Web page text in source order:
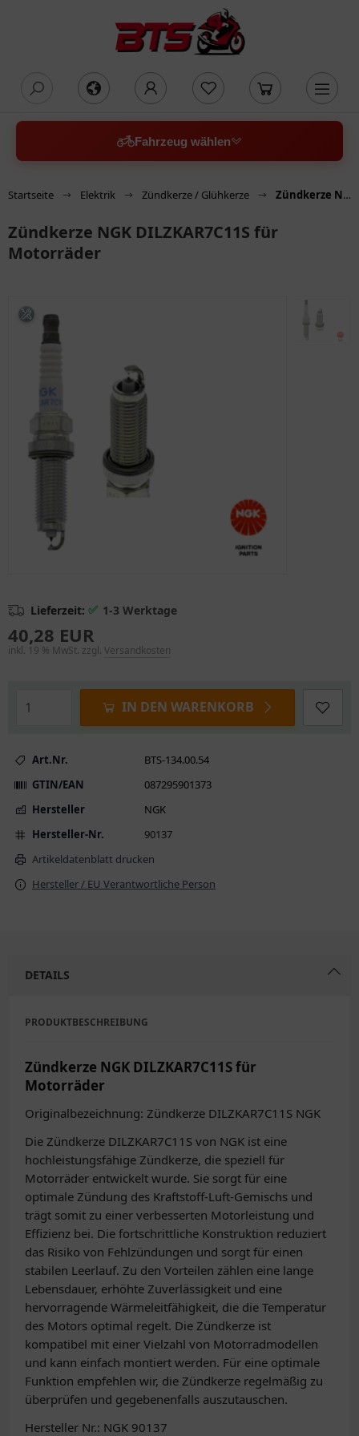
Fahrzeug wählen
Startseite Elektrik Zündkerze / Glühkerze Zündkerze NGK DILZKAR7C11S für Motorräder
Zündkerze NGK DILZKAR7C11S für
Motorräder
Lieferzeit: ✅ 1-3 Werktage
40,28 EUR
inkl. 19 % MwSt. zzgl. Versandkosten
IN DEN WARENKORB
Art.Nr.
BTS-134.00.54
GTIN/EAN
087295901373
Hersteller
NGK
Hersteller-Nr.
90137
Artikeldatenblatt drucken
Hersteller / EU Verantwortliche Person
DETAILS
PRODUKTBESCHREIBUNG
Zündkerze NGK DILZKAR7C11S für
Motorräder
Originalbezeichnung: Zündkerze DILZKAR7C11S NGK
Die Zündkerze DILZKAR7C11S von NGK ist eine
hochleistungsfähige Zündkerze, die speziell für
Motorräder entwickelt wurde. Sie sorgt für eine
optimale Zündung des Kraftstoff-Luft-Gemischs und
trägt somit zu einer verbesserten Motorleistung und
Effizienz bei. Die fortschrittliche Konstruktion reduziert
das Risiko von Fehlzündungen und sorgt für einen
stabilen Leerlauf. Zu den Vorteilen zählen eine lange
Lebensdauer, erhöhte Zuverlässigkeit und eine
hervorragende Wärmeleitfähigkeit, die die Temperatur
des Motors optimal regelt. Die Zündkerze ist
kompatibel mit einer Vielzahl von Motorradmodellen
und kann einfach montiert werden. Für eine optimale
Funktion empfehlen wir, die Zündkerze regelmäßig zu
überprüfen und gegebenenfalls auszutauschen.
Hersteller Nr.: NGK 90137